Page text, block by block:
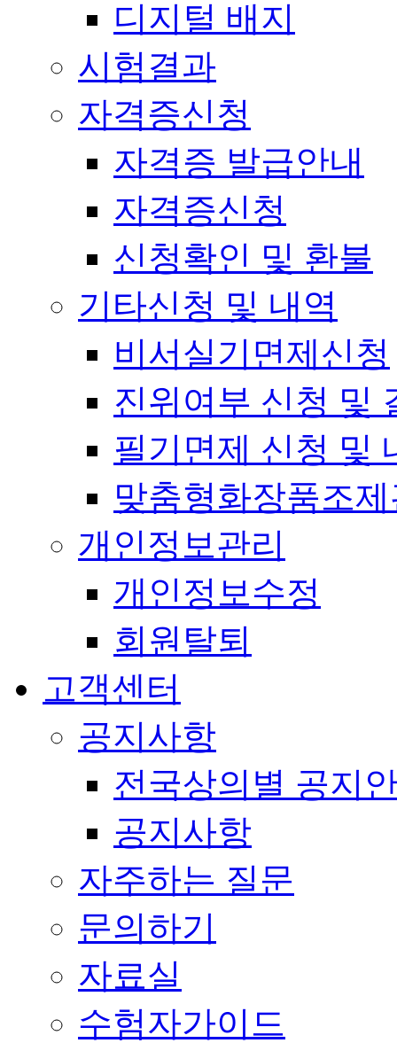
디지털 배지
시험결과
자격증신청
자격증 발급안내
자격증신청
신청확인 및 환불
기타신청 및 내역
비서실기면제신청
진위여부 신청 및
필기면제 신청 및
맞춤형화장품조
개인정보관리
개인정보수정
회원탈퇴
고객센터
공지사항
전국상의별 공지
공지사항
자주하는 질문
문의하기
자료실
수험자가이드